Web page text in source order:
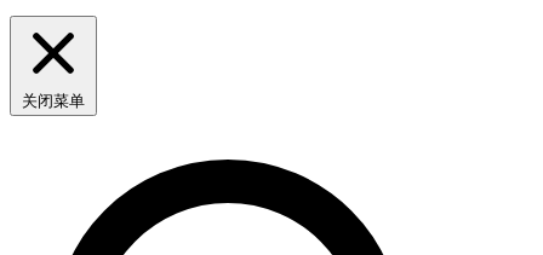
关闭菜单